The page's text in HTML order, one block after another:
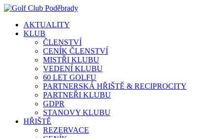
AKTUALITY
KLUB
ČLENSTVÍ
CENÍK ČLENSTVÍ
MISTŘI KLUBU
VEDENÍ KLUBU
60 LET GOLFU
PARTNERSKÁ HŘIŠTĚ & RECIPROCITY
PARTNEŘI KLUBU
GDPR
STANOVY KLUBU
HŘIŠTĚ
REZERVACE